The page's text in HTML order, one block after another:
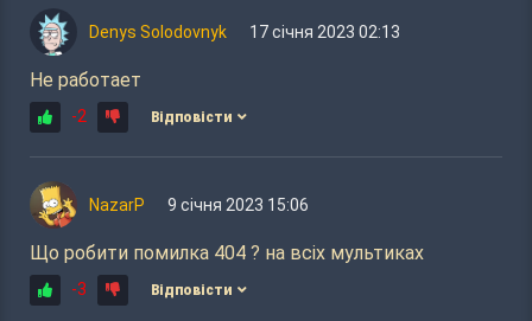
Denys Solodovnyk 17 січня 2023 02:13
Не работает
-2 Відповісти
NazarP 9 січня 2023 15:06
Що робити помилка 404 ? на всіх мультиках
-3 Відповісти